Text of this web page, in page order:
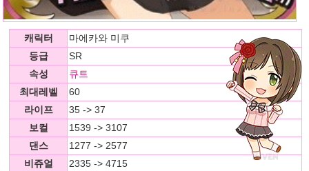
캐릭터
마에카와 미쿠
등급
SR
속성
큐트
최대레벨
60
라이프
35 -> 37
보컬
1539 -> 3107
댄스
1277 -> 2577
비쥬얼
2335 -> 4715